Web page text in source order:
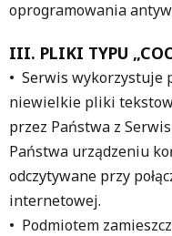
oprogramowania
III. PLIKI TYPU
• Serwis wykorzystuje
niewielkie pliki
przez Państwa z
Państwa urządzeniu
odczytywane przy
internetowej.
• Podmiotem